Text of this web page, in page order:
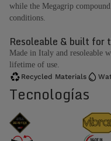
while the Megagrip
conditions.
Resoleable & built for
Made in Italy and resoleable
lifetime of use.
Recycled Materials
Tecnologías